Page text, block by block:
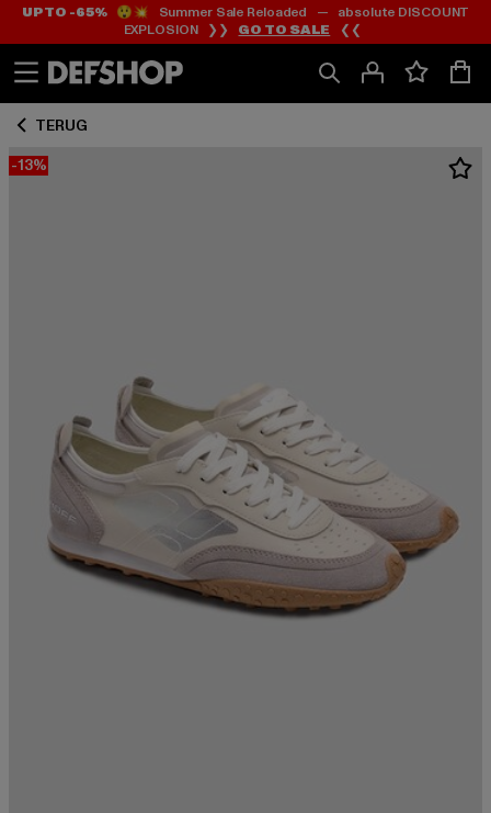
Ga
naar
Ga
naar
UP TO -65%😲💥 Summer Sale Reloaded — absolute DISCOUNT
EXPLOSION ❯❯ GO TO SALE ❮❮
TERUG
-13%